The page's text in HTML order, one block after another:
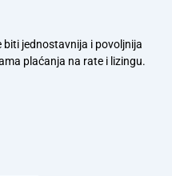
jednostavnija i povoljnija
plaćanja na rate i lizingu.